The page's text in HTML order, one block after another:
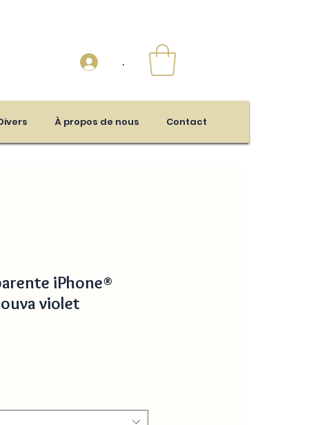
.
À propos de nous Contact
iPhone®
violet